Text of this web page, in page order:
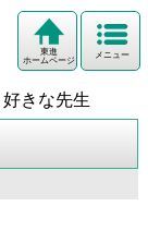
メニュー
東進
ホームページ
好きな先生